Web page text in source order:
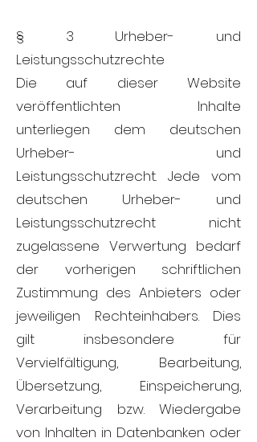
§ 3 Urheber- und
Leistungsschutzrechte
Die auf dieser Website
veröffentlichten Inhalte
unterliegen dem deutschen
Urheber- und
Leistungsschutzrecht. Jede vom
deutschen Urheber- und
Leistungsschutzrecht nicht
zugelassene Verwertung bedarf
der vorherigen schriftlichen
Zustimmung des Anbieters oder
jeweiligen Rechteinhabers. Dies
gilt insbesondere für
Vervielfältigung, Bearbeitung,
Übersetzung, Einspeicherung,
Verarbeitung bzw. Wiedergabe
von Inhalten in Datenbanken oder